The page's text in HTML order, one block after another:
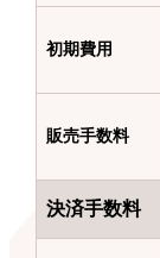
初期費用
販売手数料
決済手数料